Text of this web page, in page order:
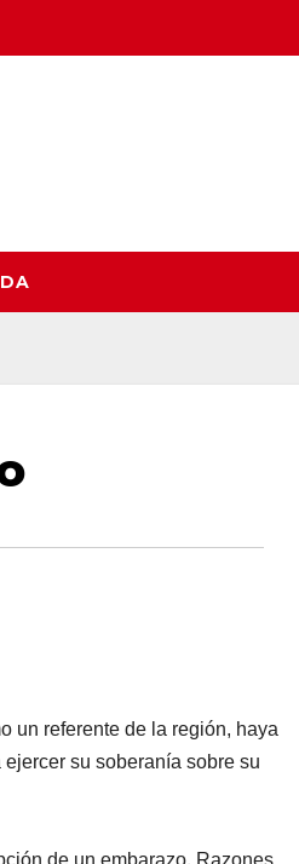
un referente de la región, haya
su soberanía sobre su
de un embarazo. Razones